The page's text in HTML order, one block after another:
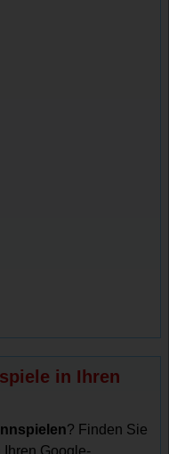
in Ihren
? Finden Sie
Ihren Google-